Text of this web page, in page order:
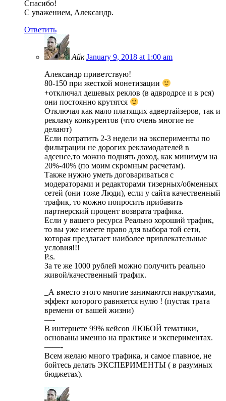
Спасибо!
С уважением, Александр.
Ответить
Айк January 9, 2018 at 1:00 am
Александр приветствую!
80-150 при жесткой монетизации
+отключал дешевых реклов (в адвродрсе и в рся)
они постоянно крутятся
Отключал как мало платящих адвертайзеров, так и
рекламу конкурентов (что очень многие не
делают)
Если потратить 2-3 недели на эксперименты по
фильтрации не дорогих рекламодателей в
адсенсе,то можно поднять доход, как минимум на
20%-40% (по моим скромным расчетам).
Также нужно уметь договариваться с
модераторами и редакторами тизерных/обменных
сетей (они тоже Люди), если у сайта качественный
трафик, то можно попросить прибавить
партнерский процент возврата трафика.
Если у вашего ресурса Реально хороший трафик,
то вы уже имеете право для выбора той сети,
которая предлагает наиболее привлекательные
условия!!!
P.s.
За те же 1000 рублей можно получить реально
живой/качественный трафик.
_А вместо этого многие занимаются накрутками,
эффект которого равняется нулю ! (пустая трата
времени от вашей жизни)
—-
В интернете 99% кейсов ЛЮБОЙ тематики,
основаны именно на практике и экспериментах.
——-
Всем желаю много трафика, и самое главное, не
бойтесь делать ЭКСПЕРИМЕНТЫ ( в разумных
бюджетах).